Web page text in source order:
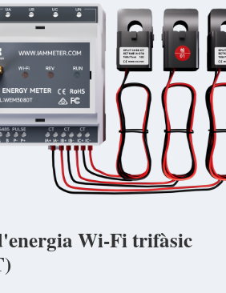
Wi-Fi trifàsic